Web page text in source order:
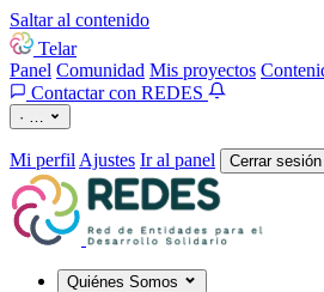
Saltar al contenido
Telar
Panel Comunidad Mis proyectos
Contactar con REDES
· …
Mi perfil Ajustes Ir al panel Cerrar sesión
Quiénes Somos